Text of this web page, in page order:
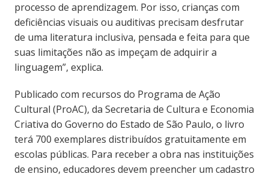
processo de aprendizagem. Por isso, crianças com
deficiências visuais ou auditivas precisam desfrutar
de uma literatura inclusiva, pensada e feita para que
suas limitações não as impeçam de adquirir a
linguagem”, explica.
Publicado com recursos do Programa de Ação
Cultural (ProAC), da Secretaria de Cultura e Economia
Criativa do Governo do Estado de São Paulo, o livro
terá 700 exemplares distribuídos gratuitamente em
escolas públicas. Para receber a obra nas instituições
de ensino, educadores devem preencher um cadastro